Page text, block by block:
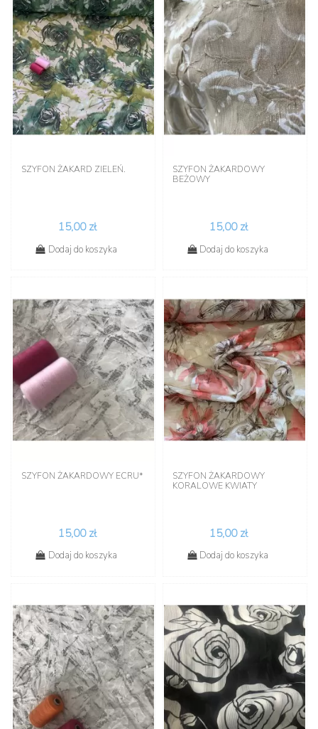
SZYFON ŻAKARD ZIELEŃ.
15,00 zł
Dodaj do koszyka
SZYFON ŻAKARDOWY
BEŻOWY
15,00 zł
Dodaj do koszyka
SZYFON ŻAKARDOWY ECRU*
15,00 zł
Dodaj do koszyka
SZYFON ŻAKARDOWY
KORALOWE KWIATY
15,00 zł
Dodaj do koszyka